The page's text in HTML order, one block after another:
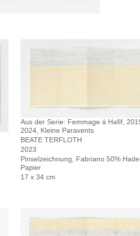
Aus der Serie: Femmage á Hafif,
2024, Kleine Paravents
BEATE TERFLOTH
2023
Pinselzeichnung, Fabriano 50%
Papier
17 x 34 cm